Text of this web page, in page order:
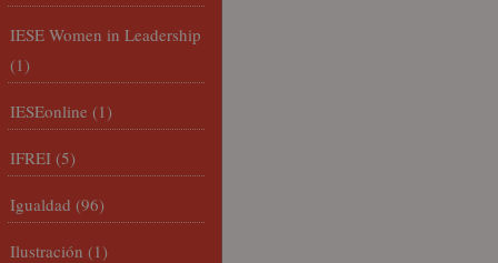
IESE Women in Leadership
(1)
IESEonline (1)
IFREI (5)
Igualdad (96)
Ilustración (1)